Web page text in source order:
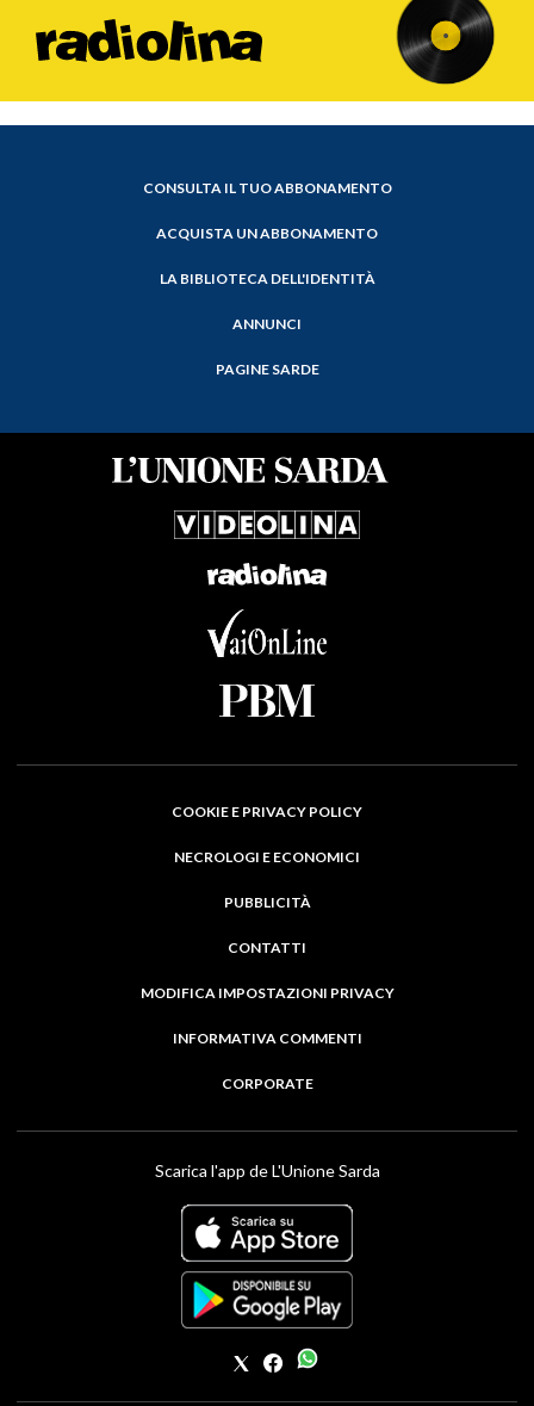
CONSULTA IL TUO ABBONAMENTO
ACQUISTA UN ABBONAMENTO
LA BIBLIOTECA DELL'IDENTITÀ
ANNUNCI
PAGINE SARDE
COOKIE E PRIVACY POLICY
NECROLOGI E ECONOMICI
PUBBLICITÀ
CONTATTI
MODIFICA IMPOSTAZIONI PRIVACY
INFORMATIVA COMMENTI
CORPORATE
Scarica l'app de L'Unione Sarda